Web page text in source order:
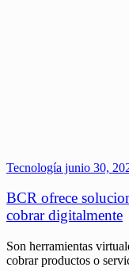
Tecnología junio 30,
BCR ofrece
cobrar digitalmente
Son herramientas
cobrar productos o